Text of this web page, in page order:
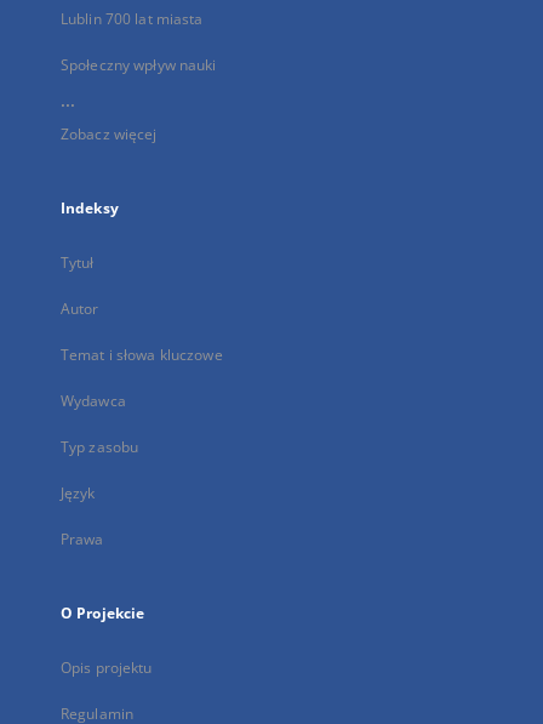
Lublin 700 lat miasta
Społeczny wpływ nauki
...
Zobacz więcej
Indeksy
Tytuł
Autor
Temat i słowa kluczowe
Wydawca
Typ zasobu
Język
Prawa
O Projekcie
Opis projektu
Regulamin